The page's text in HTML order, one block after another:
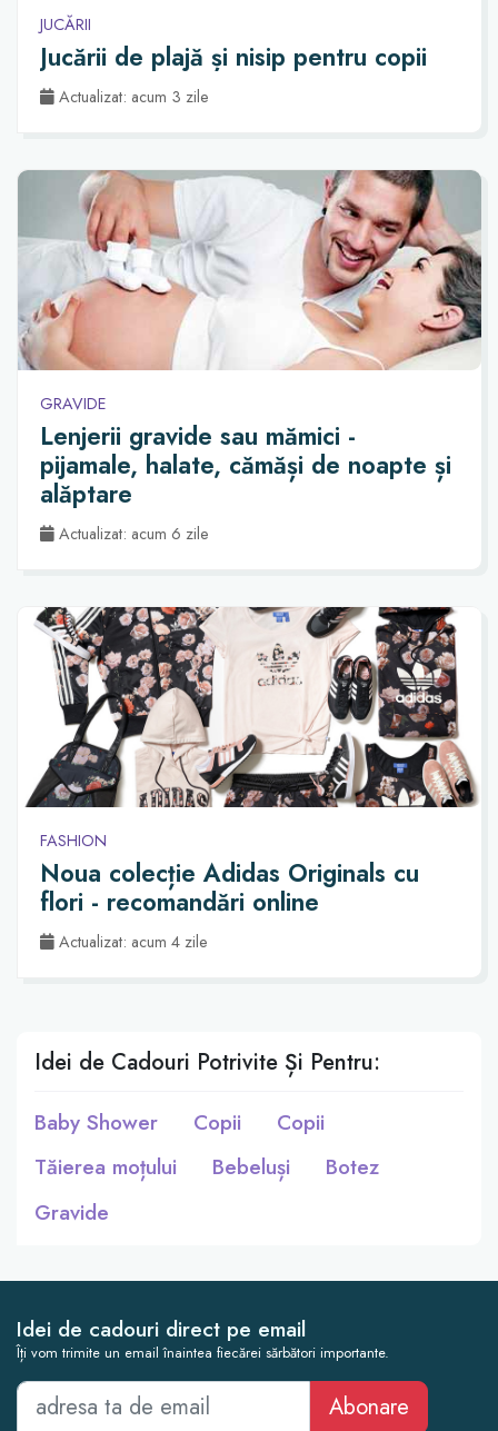
JUCĂRII
Jucării de plajă și nisip pentru copii
Actualizat: acum 3 zile
GRAVIDE
Lenjerii gravide sau mămici -
pijamale, halate, cămăși de noapte și
alăptare
Actualizat: acum 6 zile
FASHION
Noua colecție Adidas Originals cu
flori - recomandări online
Actualizat: acum 4 zile
Idei de Cadouri Potrivite Și Pentru:
Baby Shower Copii
Copii
Tăierea moțului
Bebeluși
Botez
Gravide
Idei de cadouri direct pe email
Îți vom trimite un email înaintea fiecărei sărbători importante.
Abonare